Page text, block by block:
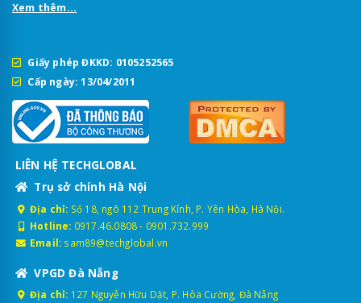
Xem thêm...
Giấy phép ĐKKD: 0105252565
Cấp ngày: 13/04/2011
LIÊN HỆ TECHGLOBAL
Trụ sở chính Hà Nội
Địa chỉ: Số 18, ngõ 112 Trung Kính, P. Yên Hòa, Hà Nội.
Hotline: 0917.46.0808- 0901.732.999
Email: sam89@techglobal.vn
VPGD Đà Nẵng
Địa chỉ: 127 Nguyễn Hữu Dật, P. Hòa Cường, Đà Nẵng